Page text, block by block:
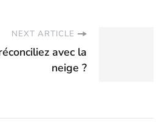
NEXT ARTICLE
avec la
neige ?